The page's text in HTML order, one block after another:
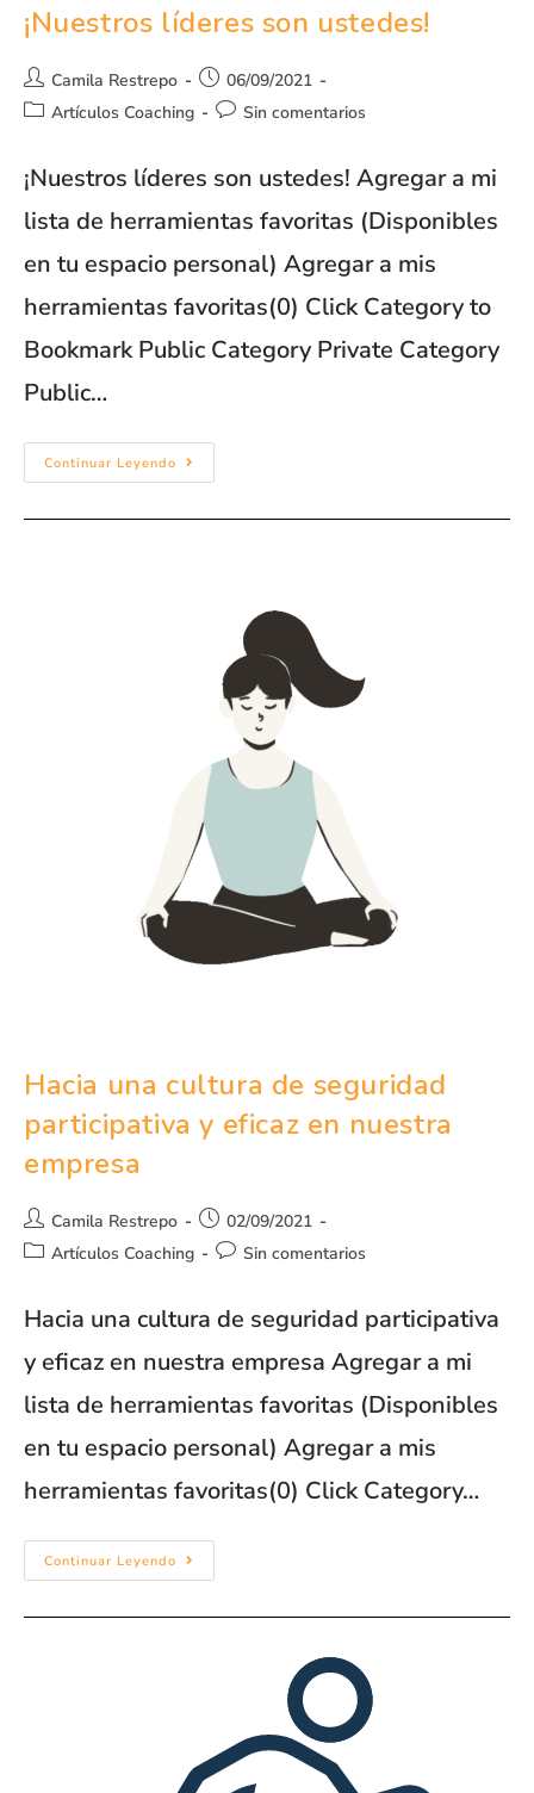
¡Nuestros líderes son ustedes!
Camila Restrepo
06/09/2021
Artículos Coaching
Sin comentarios
¡Nuestros líderes son ustedes! Agregar a mi
lista de herramientas favoritas (Disponibles
en tu espacio personal) Agregar a mis
herramientas favoritas(0) Click Category to
Bookmark Public Category Private Category
Public…
Continuar Leyendo
Hacia una cultura de seguridad
participativa y eficaz en nuestra
empresa
Camila Restrepo
02/09/2021
Artículos Coaching
Sin comentarios
Hacia una cultura de seguridad participativa
y eficaz en nuestra empresa Agregar a mi
lista de herramientas favoritas (Disponibles
en tu espacio personal) Agregar a mis
herramientas favoritas(0) Click Category…
Continuar Leyendo